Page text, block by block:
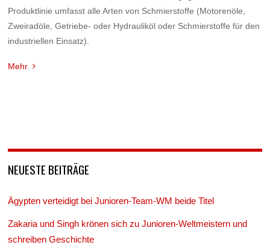
Produktlinie umfasst alle Arten von Schmierstoffe (Motorenöle,
Zweiradöle, Getriebe- oder Hydrauliköl oder Schmierstoffe für den
industriellen Einsatz).
Mehr
NEUESTE BEITRÄGE
Ägypten verteidigt bei Junioren-Team-WM beide Titel
Zakaria und Singh krönen sich zu Junioren-Weltmeistern und
schreiben Geschichte